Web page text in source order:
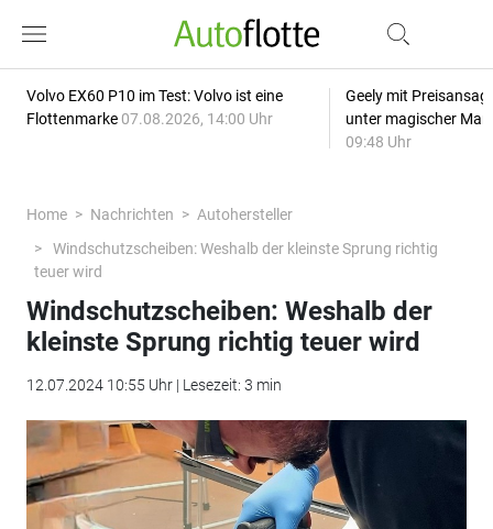
Volvo EX60 P10 im Test: Volvo ist eine
Flottenmarke 07.08.2026, 14:00 Uhr
Geely mit
unter magischer
09:48 Uhr
Home Nachrichten
Autohersteller
Windschutzscheiben: Weshalb der kleinste Sprung richtig
teuer wird
Windschutzscheiben: Weshalb der
kleinste Sprung richtig teuer wird
12.07.2024 10:55 Uhr | Lesezeit: 3 min